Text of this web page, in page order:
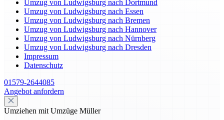
Umzug von Ludwigsburg nach Dortmund
Umzug von Ludwigsburg nach Essen
Umzug von Ludwigsburg nach Bremen
Umzug von Ludwigsburg nach Hannover
Umzug von Ludwigsburg nach Nürnberg
Umzug von Ludwigsburg nach Dresden
Impressum
Datenschutz
01579-2644085
Angebot anfordern
Umziehen mit Umzüge Müller